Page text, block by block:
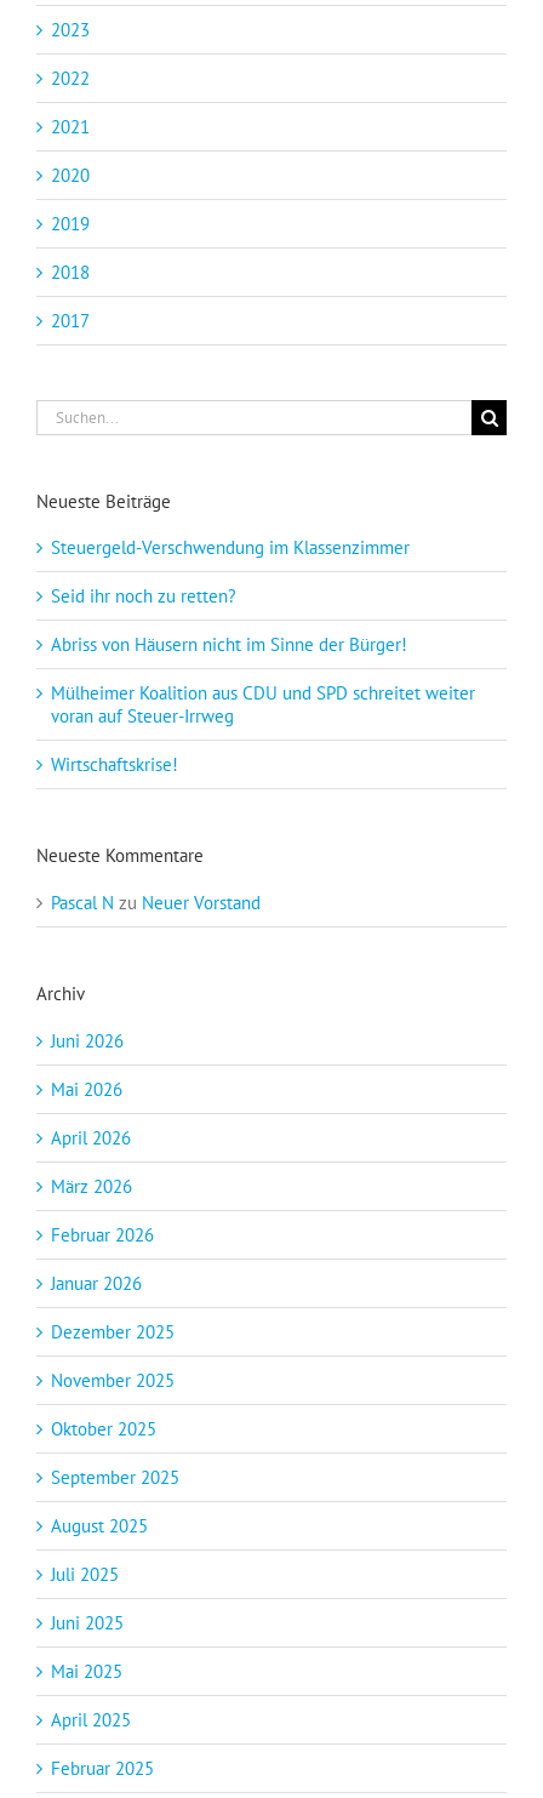
2023
2022
2021
2020
2019
2018
2017
Suche
nach:
Neueste Beiträge
Steuergeld-Verschwendung im Klassenzimmer
Seid ihr noch zu retten?
Abriss von Häusern nicht im Sinne der Bürger!
Mülheimer Koalition aus CDU und SPD schreitet weiter
voran auf Steuer-Irrweg
Wirtschaftskrise!
Neueste Kommentare
Pascal N zu Neuer Vorstand
Archiv
Juni 2026
Mai 2026
April 2026
März 2026
Februar 2026
Januar 2026
Dezember 2025
November 2025
Oktober 2025
September 2025
August 2025
Juli 2025
Juni 2025
Mai 2025
April 2025
Februar 2025